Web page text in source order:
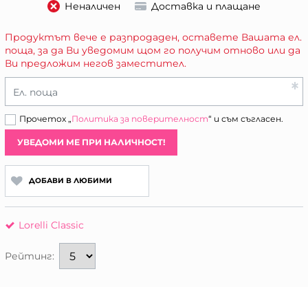
Неналичен Доставка и плащане
Продуктът вече е разпродаден, оставете Вашата ел.
поща, за да Ви уведомим щом го получим отново или да
Ви предложим негов заместител.
Ел. поща
Прочетох „Политика за поверителност“ и съм съгласен.
УВЕДОМИ МЕ ПРИ НАЛИЧНОСТ!
ДОБАВИ В ЛЮБИМИ
Lorelli Classic
Рейтинг: